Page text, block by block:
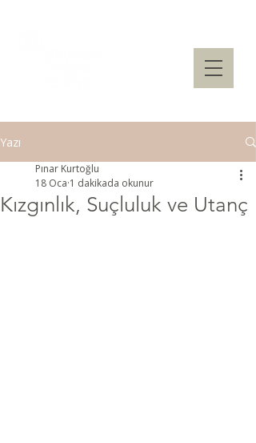
Yazı
Kızgınlık, Suçluluk ve Utanç
Pınar Kurtoğlu
18 Oca 1 dakikada okunur